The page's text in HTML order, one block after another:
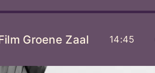
Groene Zaal 14:45